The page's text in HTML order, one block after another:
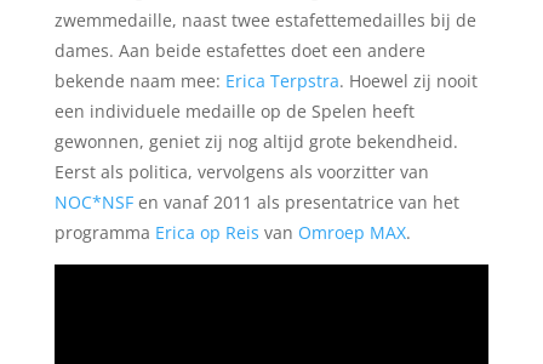
zwemmedaille, naast twee estafettemedailles bij de
dames. Aan beide estafettes doet een andere
bekende naam mee: Erica Terpstra. Hoewel zij nooit
een individuele medaille op de Spelen heeft
gewonnen, geniet zij nog altijd grote bekendheid.
Eerst als politica, vervolgens als voorzitter van
NOC*NSFen vanaf 2011 als presentatrice van het
programma Erica op Reis van Omroep MAX.